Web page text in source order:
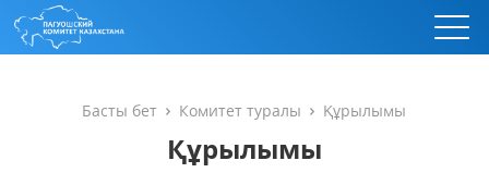
Басты бет Комитет туралы Құрылымы
Құрылымы